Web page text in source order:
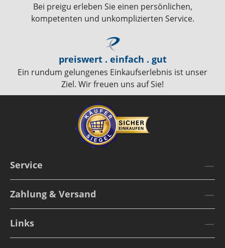
Bei preigu erleben Sie einen persönlichen,
kompetenten und unkomplizierten Service.
preiswert . einfach . gut
Ein rundum gelungenes Einkaufserlebnis ist unser
Ziel. Wir freuen uns auf Sie!
Service
Zahlung & Versand
Links